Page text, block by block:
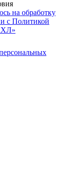
на обработку
с Политикой